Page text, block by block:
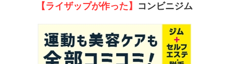
【ライザップが作った】 コンビニジム